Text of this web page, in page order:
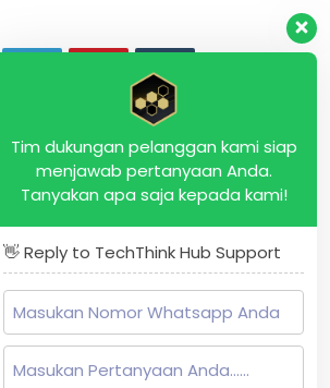
in
new
tab
in
a
new
tab
Opens
in
a
new
tab
Tim dukungan pelanggan kami siap
menjawab pertanyaan Anda.
Tanyakan apa saja kepada kami!
👋 Reply to TechThink Hub Support